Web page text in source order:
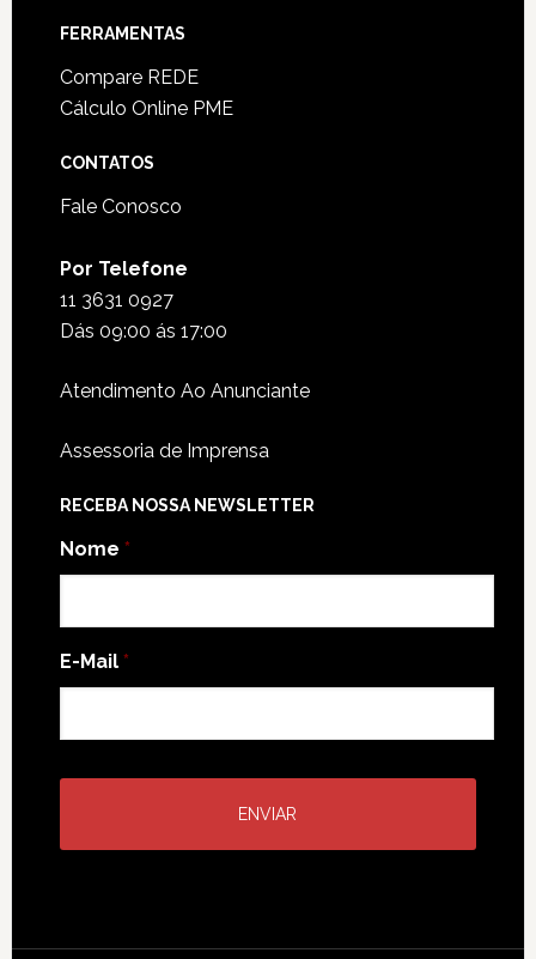
FERRAMENTAS
Compare REDE
Cálculo Online PME
CONTATOS
Fale Conosco
Por Telefone
11 3631 0927
Dás 09:00 ás 17:00
Atendimento Ao Anunciante
Assessoria de Imprensa
RECEBA NOSSA NEWSLETTER
Nome *
E-Mail *